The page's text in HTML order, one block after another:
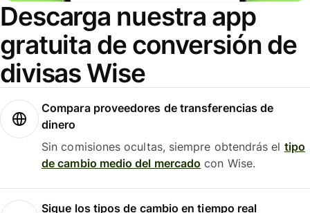
Descarga nuestra app
gratuita de conversión de
divisas Wise
Compara proveedores de transferencias de
dinero
Sin comisiones ocultas, siempre obtendrás el tipo
de cambio medio del mercado con Wise.
Sigue los tipos de cambio en tiempo real